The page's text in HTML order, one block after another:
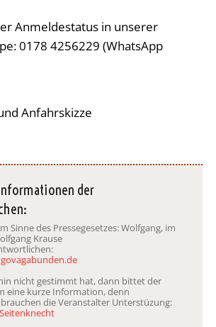
Anmeldestatus in unserer
0178 4256229 (WhatsApp
Anfahrskizze
der
Sinne des Pressegesetzes: Wolfgang, im
Krause
nicht gestimmt hat, dann bittet der
eine kurze Information, denn
die Veranstalter Unterstüzung: